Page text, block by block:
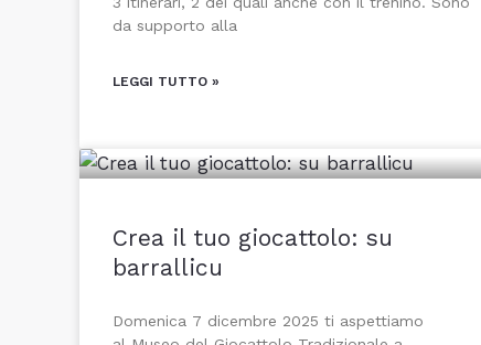
da supporto alla
LEGGI TUTTO »
Crea il tuo giocattolo: su
barrallicu
Domenica 7 dicembre 2025 ti aspettiamo